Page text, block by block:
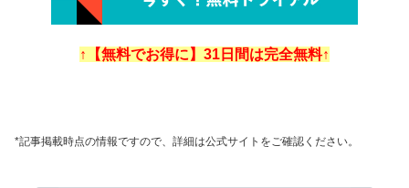
↑【無料でお得に】31日間は完全無料↑
*記事掲載時点の情報ですので、詳細は公式サイトをご確認ください。